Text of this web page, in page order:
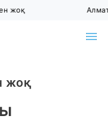
жоқ
жоқ